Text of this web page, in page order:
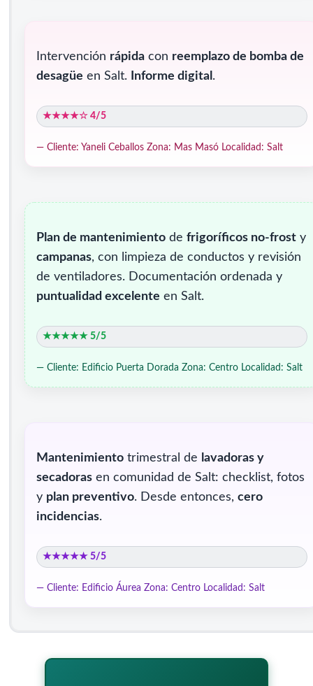
★★★★☆ 4/5
Intervención rápida con reemplazo de bomba de
desagüe en Salt. Informe digital .
— Cliente: Yaneli Ceballos Zona: Mas Masó Localidad: Salt
★★★★★ 5/5
Plan de mantenimiento defrigoríficos no-frost y
campanas, con limpieza de conductos y revisión
de ventiladores. Documentación ordenada y
puntualidad excelente en Salt.
— Cliente: Edificio Puerta Dorada Zona: Centro Localidad: Salt
★★★★★ 5/5
Mantenimiento trimestral de lavadoras y
secadoras en comunidad de Salt: checklist, fotos
y plan preventivo. Desde entonces,cero
incidencias.
— Cliente: Edificio Áurea Zona: Centro Localidad: Salt